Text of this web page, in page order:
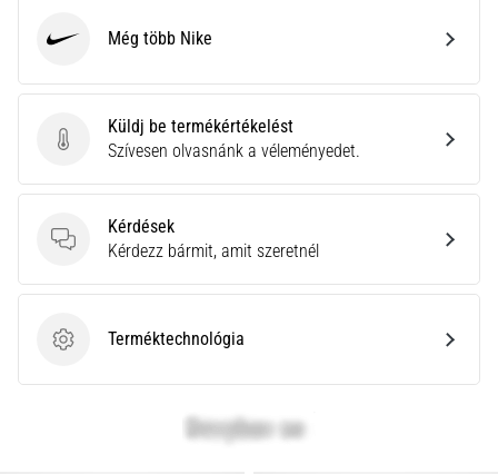
Küldj be termékértékelést
Küldj be termékértékelést
Szívesen olvasnánk a véleményedet.
Kérdések
Kérdések
Kérdezz bármit, amit szeretnél
Terméktechnológia
Terméktechnológia
Még több Nike